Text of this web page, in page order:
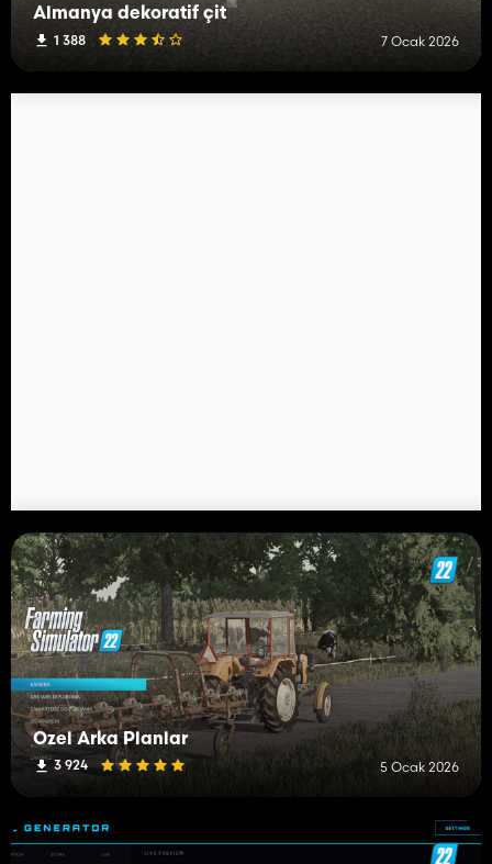
Almanya dekoratif çit
1 388 7 Ocak 2026
Özel Arka Planlar
3 924 5 Ocak 2026